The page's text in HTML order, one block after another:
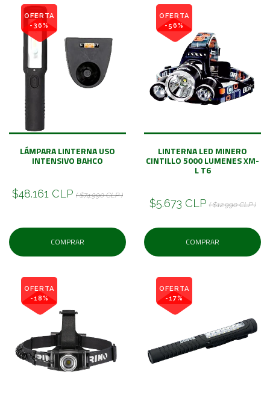
OFERTA
-36%
LÁMPARA LINTERNA USO
INTENSIVO BAHCO
$48.161 CLP ( $74.990 CLP )
COMPRAR
OFERTA
-56%
LINTERNA LED MINERO
CINTILLO 5000 LUMENES XM-
L T6
$5.673 CLP ( $12.990 CLP )
COMPRAR
OFERTA
-18%
OFERTA
-17%